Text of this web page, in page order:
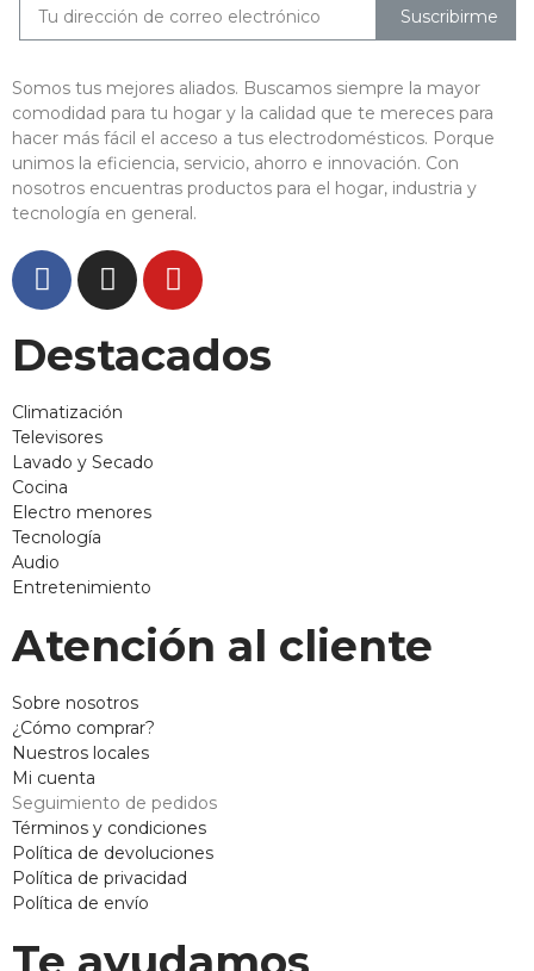
Suscribirme
Somos tus mejores aliados. Buscamos siempre la mayor
comodidad para tu hogar y la calidad que te mereces para
hacer más fácil el acceso a tus electrodomésticos. Porque
unimos la eficiencia, servicio, ahorro e innovación. Con
nosotros encuentras productos para el hogar, industria y
tecnología en general.
Destacados
Climatización
Televisores
Lavado y Secado
Cocina
Electro menores
Tecnología
Audio
Entretenimiento
Atención al cliente
Sobre nosotros
¿Cómo comprar?
Nuestros locales
Mi cuenta
Seguimiento de pedidos
Términos y condiciones
Política de devoluciones
Política de privacidad
Política de envío